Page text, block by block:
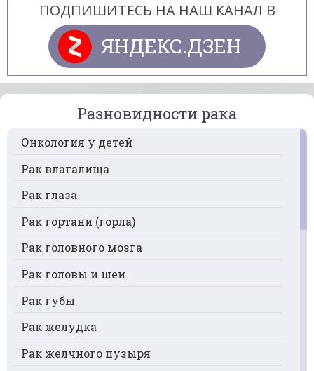
ПОДПИШИТЕСЬ НА НАШ КАНАЛ В
ЯНДЕКС.ДЗЕН
Разновидности рака
Онкология у детей
Рак влагалища
Рак глаза
Рак гортани (горла)
Рак головного мозга
Рак головы и шеи
Рак губы
Рак желудка
Рак желчного пузыря